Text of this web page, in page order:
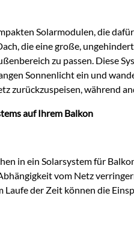
Solarmodulen, die
ach, die eine große,
zu passen. Diese
Sonnenlicht ein und
zurückzuspeisen, während
auf Ihrem Balkon
in ein Solarsystem für
vom Netz
der Zeit können die